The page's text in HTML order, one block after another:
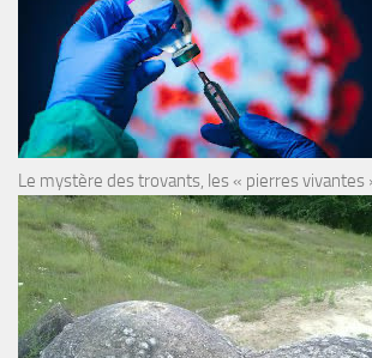
Le mystère des trovants, les « pierres vivantes